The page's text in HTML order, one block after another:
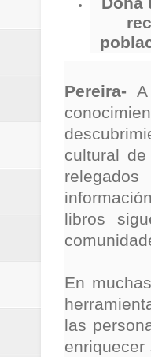
Pereira-
cultural
libros
En
las